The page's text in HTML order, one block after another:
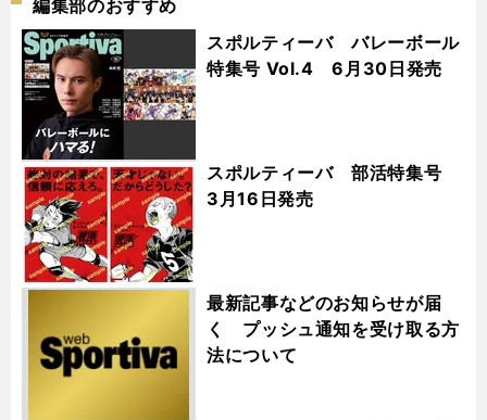
編集部のおすすめ
スポルティーバ バレーボール
特集号 Vol.4 6月30日発売
スポルティーバ 部活特集号
3月16日発売
最新記事などのお知らせが届
く プッシュ通知を受け取る方
法について